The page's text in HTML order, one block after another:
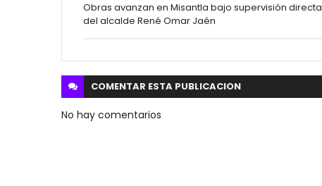
Obras avanzan en Misantla bajo supervisión directa
del alcalde René Omar Jaén
COMENTAR ESTA PUBLICACION
No hay comentarios